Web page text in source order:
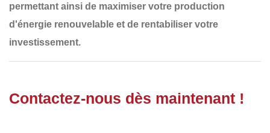
permettant ainsi de maximiser votre production
d'énergie renouvelable et de rentabiliser votre
investissement.
Contactez-nous dès maintenant !